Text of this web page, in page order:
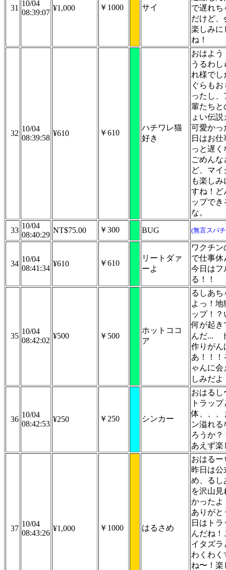
31
10/04
08:39:07
¥1,000 ￥1000 サイ
で遅れち
だけど、
楽しみに
ね！
32
10/04
08:39:58
¥610 ￥610
ハチワレ猫
好き
おはよう
うるわ
れ様でし
ぐらも
ったし、
輩たちと
ょい伝
可愛かっ
日はお
っと遅く
ごめんな
ど、マイ
も楽し
すね！ど
ップでき
な。
33
10/04
08:40:29
NT$75.00 ￥300 BUG (無言スパ
34
10/04
08:41:34
¥610 ￥610
リートダァ
ーよ
ワクチン
で仕事休
今日はフ
る！！
35
10/04
08:42:02
¥500 ￥500
ホットココ
ア
るしあち
よっ！地
ップ！？
何が起き
んだ...
作りがん
あ！！！
ゃんに会
しみだよ
36
10/04
08:42:53
¥250 ￥250 シンカー
おはるし
トラッ
体、、、
ン溢れる
ろうか？
あえず楽
37
10/04
08:43:26
¥1,000 ￥1000 はるさめ
おはるー
昨日は公
め、るし
を沢山見
かったよ
ありがと
日はト
んだね！
イタズラ
わくわく
ね〜！楽